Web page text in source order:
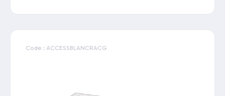
Code : ACCESSBLANCRACG